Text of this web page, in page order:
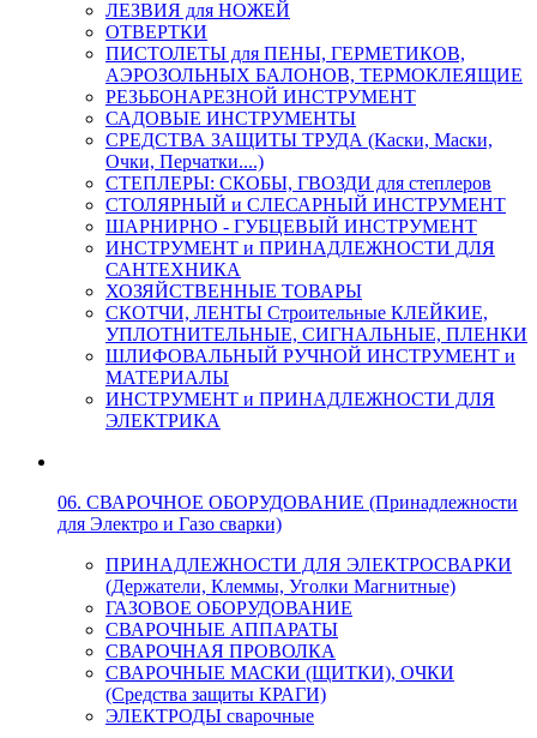
ЛЕЗВИЯ для НОЖЕЙ
ОТВЕРТКИ
ПИСТОЛЕТЫ для ПЕНЫ, ГЕРМЕТИКОВ,
АЭРОЗОЛЬНЫХ БАЛОНОВ, ТЕРМОКЛЕЯЩИЕ
РЕЗЬБОНАРЕЗНОЙ ИНСТРУМЕНТ
САДОВЫЕ ИНСТРУМЕНТЫ
СРЕДСТВА ЗАЩИТЫ ТРУДА (Каски, Маски,
Очки, Перчатки....)
СТЕПЛЕРЫ: СКОБЫ, ГВОЗДИ для степлеров
СТОЛЯРНЫЙ и СЛЕСАРНЫЙ ИНСТРУМЕНТ
ШАРНИРНО - ГУБЦЕВЫЙ ИНСТРУМЕНТ
ИНСТРУМЕНТ и ПРИНАДЛЕЖНОСТИ ДЛЯ
САНТЕХНИКА
ХОЗЯЙСТВЕННЫЕ ТОВАРЫ
СКОТЧИ, ЛЕНТЫ Строительные КЛЕЙКИЕ,
УПЛОТНИТЕЛЬНЫЕ, СИГНАЛЬНЫЕ, ПЛЕНКИ
ШЛИФОВАЛЬНЫЙ РУЧНОЙ ИНСТРУМЕНТ и
МАТЕРИАЛЫ
ИНСТРУМЕНТ и ПРИНАДЛЕЖНОСТИ ДЛЯ
ЭЛЕКТРИКА
06. СВАРОЧНОЕ ОБОРУДОВАНИЕ (Принадлежности
для Электро и Газо сварки)
ПРИНАДЛЕЖНОСТИ ДЛЯ ЭЛЕКТРОСВАРКИ
(Держатели, Клеммы, Уголки Магнитные)
ГАЗОВОЕ ОБОРУДОВАНИЕ
СВАРОЧНЫЕ АППАРАТЫ
СВАРОЧНАЯ ПРОВОЛКА
СВАРОЧНЫЕ МАСКИ (ЩИТКИ), ОЧКИ
(Средства защиты КРАГИ)
ЭЛЕКТРОДЫ сварочные